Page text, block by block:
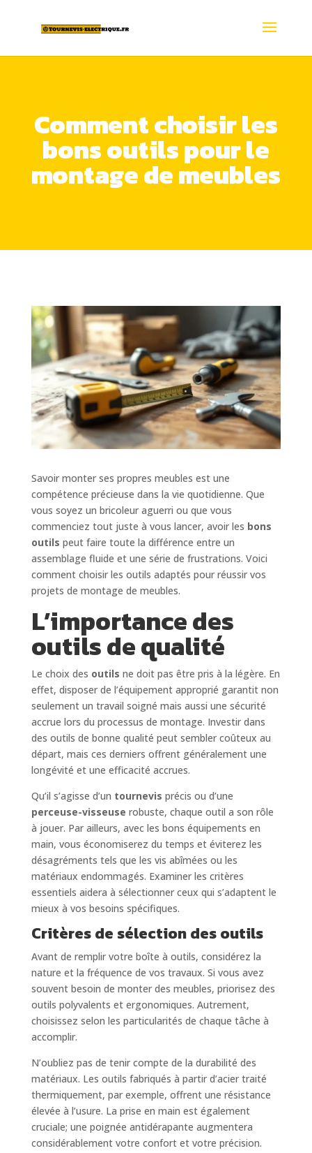
Comment choisir les
bons outils pour le
montage de meubles
Savoir monter ses propres meubles est une
compétence précieuse dans la vie quotidienne. Que
vous soyez un bricoleur aguerri ou que vous
commenciez tout juste à vous lancer, avoir les bons
outils peut faire toute la différence entre un
assemblage fluide et une série de frustrations. Voici
comment choisir les outils adaptés pour réussir vos
projets de montage de meubles.
L’importance des
outils de qualité
Le choix des outils ne doit pas être pris à la légère. En
effet, disposer de l’équipement approprié garantit non
seulement un travail soigné mais aussi une sécurité
accrue lors du processus de montage. Investir dans
des outils de bonne qualité peut sembler coûteux au
départ, mais ces derniers offrent généralement une
longévité et une efficacité accrues.
Qu’il s’agisse d’un tournevis précis ou d’une
perceuse-visseuse robuste, chaque outil a son rôle
à jouer. Par ailleurs, avec les bons équipements en
main, vous économiserez du temps et éviterez les
désagréments tels que les vis abîmées ou les
matériaux endommagés. Examiner les critères
essentiels aidera à sélectionner ceux qui s’adaptent le
mieux à vos besoins spécifiques.
Critères de sélection des outils
Avant de remplir votre boîte à outils, considérez la
nature et la fréquence de vos travaux. Si vous avez
souvent besoin de monter des meubles, priorisez des
outils polyvalents et ergonomiques. Autrement,
choisissez selon les particularités de chaque tâche à
accomplir.
N’oubliez pas de tenir compte de la durabilité des
matériaux. Les outils fabriqués à partir d’acier traité
thermiquement, par exemple, offrent une résistance
élevée à l’usure. La prise en main est également
cruciale; une poignée antidérapante augmentera
considérablement votre confort et votre précision.